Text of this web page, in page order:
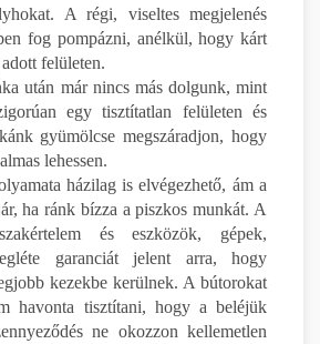
A régi, viseltes megjelenés
fog pompázni, anélkül, hogy kárt
felületen.
után már nincs más dolgunk, mint
egy tisztítatlan felületen és
gyümölcse megszáradjon, hogy
lehessen.
házilag is elvégezhető, ám a
ha ránk bízza a piszkos munkát. A
és eszközök, gépek,
garanciát jelent arra, hogy
kezekbe kerülnek. A bútorokat
havonta tisztítani, hogy a beléjük
ne okozzon kellemetlen